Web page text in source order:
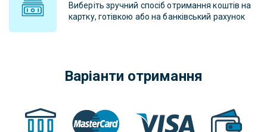
Виберіть зручний спосіб отримання коштів на
картку, готівкою або на банківський рахунок
Варіанти отримання